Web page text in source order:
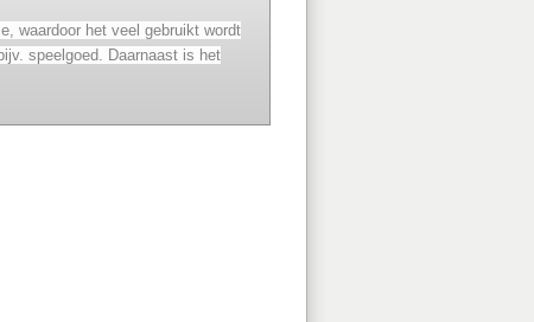
waardoor het veel gebruikt wordt
speelgoed. Daarnaast is het